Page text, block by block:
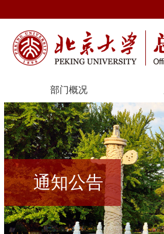
部门概况
通知公告